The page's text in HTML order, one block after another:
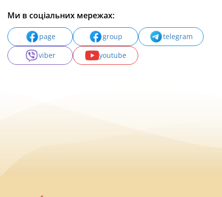
Ми в соціальних мережах:
page group
telegram
viber
youtube